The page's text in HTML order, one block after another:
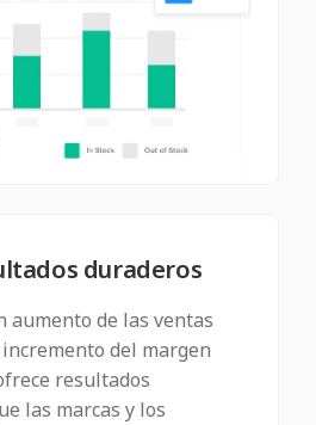
duraderos
aumento de las ventas
del margen
resultados
las marcas y los